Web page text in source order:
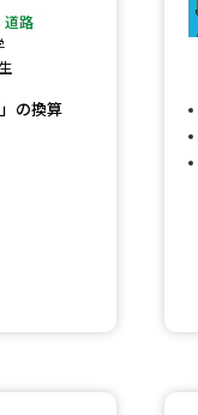
道路
の換算